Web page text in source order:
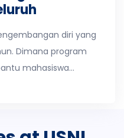
diri yang
Dimana program
mahasiswa...